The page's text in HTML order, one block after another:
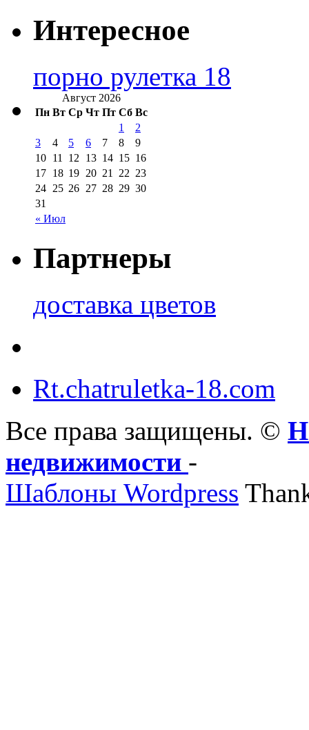
Интересное
порно рулетка 18
Август 2026
Пн Вт Ср Чт Пт Сб Вс
« Июл
1
2
3
4 5 6 7 8
9
10 11 12 13 14 15 16
17 18 19 20 21 22 23
24 25 26 27 28 29 30
31
Партнеры
доставка цветов
Rt.chatruletka-18.com
Все права защищены. ©
недвижимости -
Шаблоны Wordpress